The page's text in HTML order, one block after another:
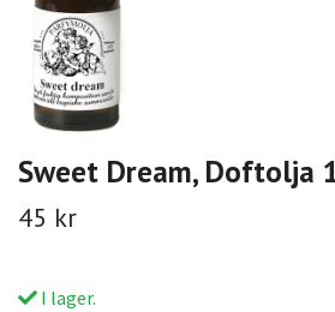
Sweet Dream, Doftolja
45 kr
I lager.